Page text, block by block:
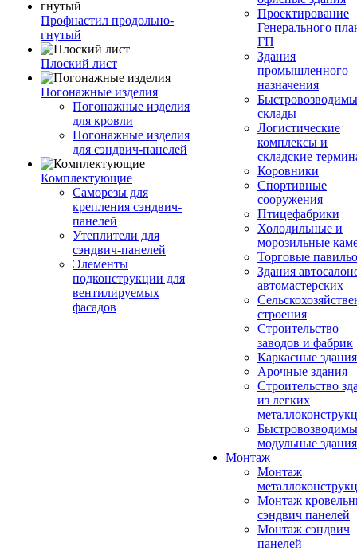
Профнастил продольно-
гнутый
Плоский лист
Погонажные изделия
Погонажные изделия
для кровли
Погонажные изделия
для сэндвич-панелей
Комплектующие
Саморезы для
крепления сэндвич-
панелей
Утеплители для
сэндвич-панелей
Элементы
подконструкции для
вентилируемых
фасадов
Проектирование
Генерального
ГП
Здания
промышленного
назначения
склады
Логистические
комплексы и
складские
Коровники
Спортивные
сооружения
Птицефабрики
Холодильные и
морозильные
Торговые
Здания
автомастерских
строения
Строительство
заводов и фабрик
Каркасные здания
Арочные здания
Строительство
из легких
модульные здания
Монтаж
Монтаж
Монтаж
сэндвич панелей
Монтаж сэндвич
панелей